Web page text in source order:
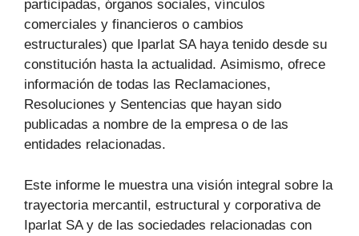
participadas, órganos sociales, vínculos
comerciales y financieros o cambios
estructurales) que Iparlat SA haya tenido desde su
constitución hasta la actualidad. Asimismo, ofrece
información de todas las Reclamaciones,
Resoluciones y Sentencias que hayan sido
publicadas a nombre de la empresa o de las
entidades relacionadas.
Este informe le muestra una visión integral sobre la
trayectoria mercantil, estructural y corporativa de
Iparlat SA y de las sociedades relacionadas con